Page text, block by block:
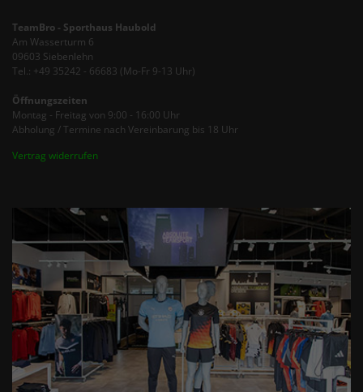
TeamBro - Sporthaus Haubold
Am Wasserturm 6
09603 Siebenlehn
Tel.: +49 35242 - 66683 (Mo-Fr 9-13 Uhr)
Öffnungszeiten
Montag - Freitag von 9:00 - 16:00 Uhr
Abholung / Termine nach Vereinbarung bis 18 Uhr
Vertrag widerrufen